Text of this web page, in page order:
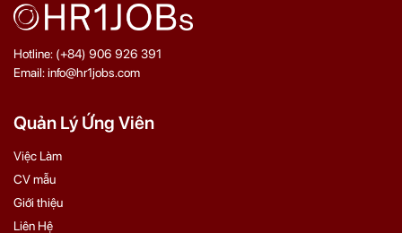
Hotline: (+84) 906 926 391
Email: info@hr1jobs.com
Quản Lý Ứng Viên
Việc Làm
CV mẫu
Giới thiệu
Liên Hệ